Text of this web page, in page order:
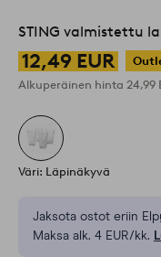
STING valmistettu
12,49 EUR
Alkuperäinen hinta 24,99
Väri: Läpinäkyvä
Jaksota ostot eriin
Maksa alk. 4 EUR/kk.